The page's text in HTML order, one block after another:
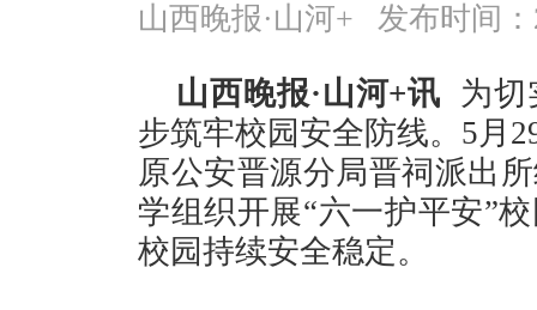
山西晚报·山河+ 发布时间：
山西晚报·山河+讯
为切
步筑牢校园安全防线。5月
原公安晋源分局晋祠派出
学组织开展“六一护平安”
校园持续安全稳定。